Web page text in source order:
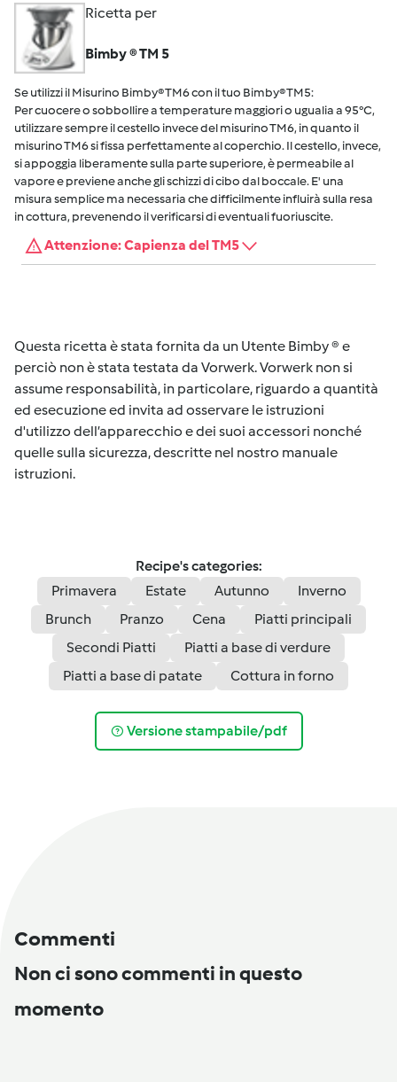
Ricetta per
Bimby ® TM 5
Se utilizzi il Misurino Bimby® TM6 con il tuo Bimby® TM5:
Per cuocere o sobbollire a temperature maggiori o ugualia a 95°C,
utilizzare sempre il cestello invece del misurino TM6, in quanto il
misurino TM6 si fissa perfettamente al coperchio. Il cestello, invece,
si appoggia liberamente sulla parte superiore, è permeabile al
vapore e previene anche gli schizzi di cibo dal boccale. E' una
misura semplice ma necessaria che difficilmente influirà sulla resa
in cottura, prevenendo il verificarsi di eventuali fuoriuscite.
Attenzione: Capienza del TM5
Questa ricetta è stata fornita da un Utente Bimby ® e
perciò non è stata testata da Vorwerk. Vorwerk non si
assume responsabilità, in particolare, riguardo a quantità
ed esecuzione ed invita ad osservare le istruzioni
d'utilizzo dell’apparecchio e dei suoi accessori nonché
quelle sulla sicurezza, descritte nel nostro manuale
istruzioni.
Recipe's categories:
Primavera
Estate Autunno
Inverno
Brunch
Pranzo Cena
Piatti principali
Secondi Piatti
Piatti a base di verdure
Piatti a base di patate
Cottura in forno
Versione stampabile/pdf
Commenti
Non ci sono commenti in questo
momento